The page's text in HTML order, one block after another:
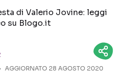
TALENT SHOW
di Valerio Jovine: leggi
su Blogo.it
AGGIORNATO 28 AGOSTO 2020